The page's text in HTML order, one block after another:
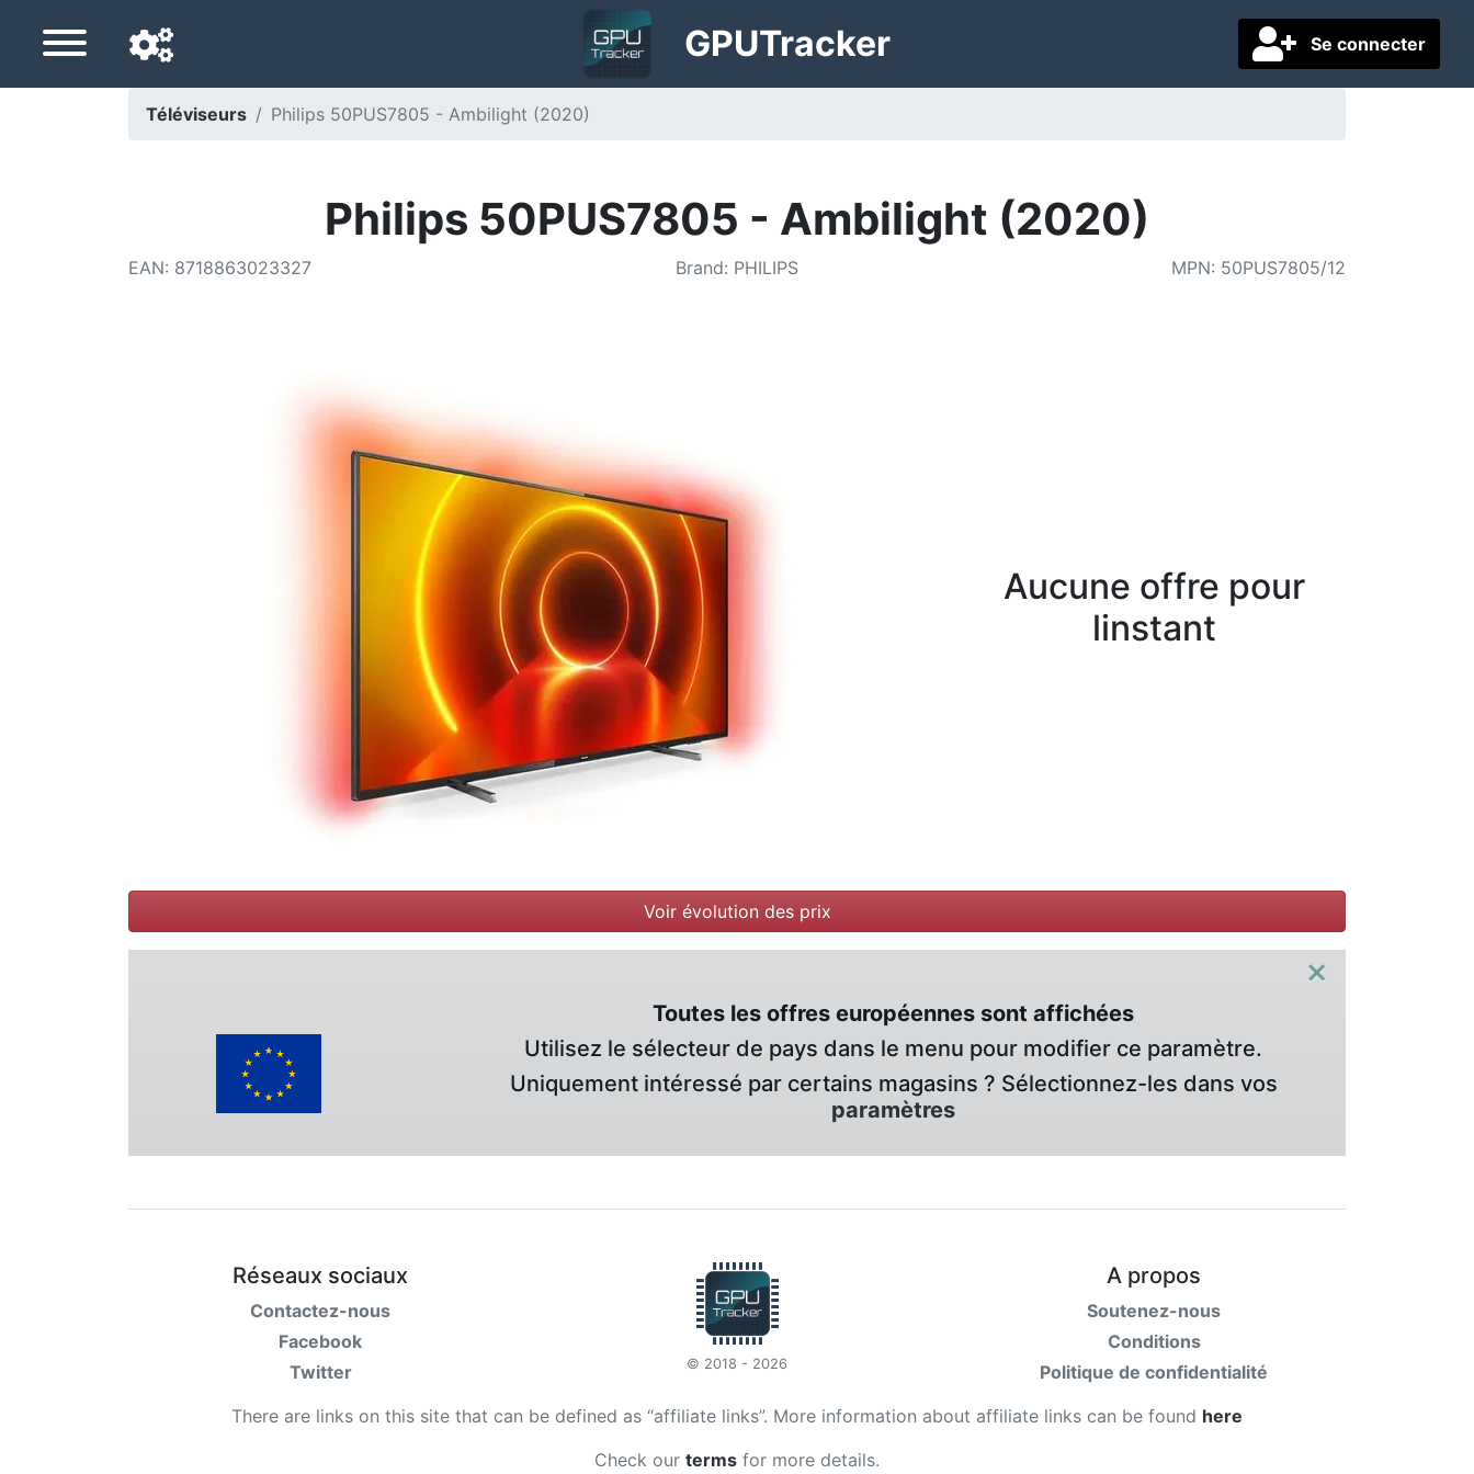
Se connecter
GPUTracker
Téléviseurs Philips 50PUS7805 - Ambilight (2020)
Philips 50PUS7805 - Ambilight (2020)
EAN: 8718863023327 Brand: PHILIPS MPN: 50PUS7805/12
Aucune offre pour
linstant
Voir évolution des prix
×
Toutes les offres européennes sont affichées
Utilisez le sélecteur de pays dans le menu pour modifier ce paramètre.
Uniquement intéressé par certains magasins ? Sélectionnez-les dans vos
paramètres
Réseaux sociaux
Contactez-nous
Facebook
Twitter
© 2018 - 2026
A propos
Soutenez-nous
Conditions
Politique de confidentialité
There are links on this site that can be defined as “affiliate links”. More information about affiliate links can be found here
Check our terms for more details.